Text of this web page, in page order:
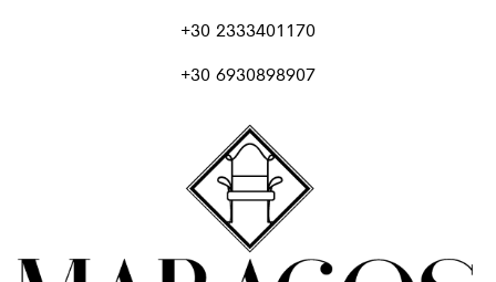
+30 2333401170
+30 6930898907